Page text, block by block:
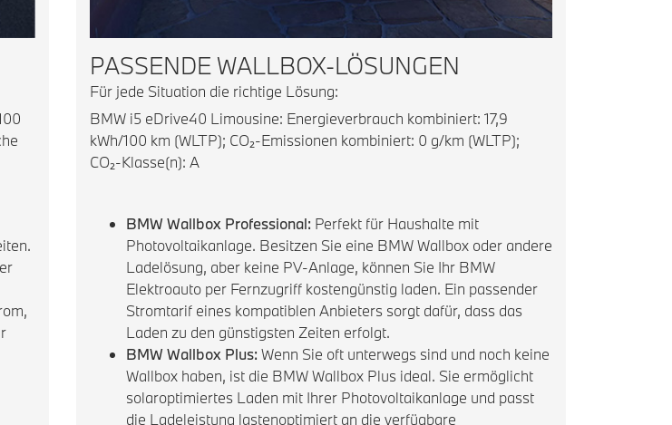
PASSENDE WALLBOX-LÖSUNGEN
Für jede Situation die richtige Lösung:
BMW i5 eDrive40 Limousine: Energieverbrauch kombiniert: 17,9
kWh/100 km (WLTP); CO₂-Emissionen kombiniert: 0 g/km (WLTP);
CO₂-Klasse(n): A
BMW Wallbox Professional: Perfekt für Haushalte mit
Photovoltaikanlage. Besitzen Sie eine BMW Wallbox oder andere
Ladelösung, aber keine PV-Anlage, können Sie Ihr BMW
Elektroauto per Fernzugriff kostengünstig laden. Ein passender
Stromtarif eines kompatiblen Anbieters sorgt dafür, dass das
Laden zu den günstigsten Zeiten erfolgt.
BMW Wallbox Plus: Wenn Sie oft unterwegs sind und noch keine
Wallbox haben, ist die BMW Wallbox Plus ideal. Sie ermöglicht
solaroptimiertes Laden mit Ihrer Photovoltaikanlage und passt
die Ladeleistung lastenoptimiert an die verfügbare